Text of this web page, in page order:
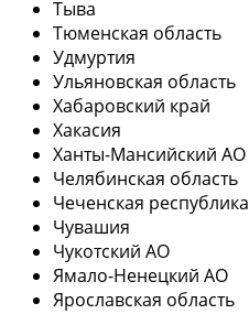
Тыва
Тюменская область
Удмуртия
Ульяновская область
Хабаровский край
Хакасия
Ханты-Мансийский АО
Челябинская область
Чеченская республика
Чувашия
Чукотский АО
Ямало-Ненецкий АО
Ярославская область